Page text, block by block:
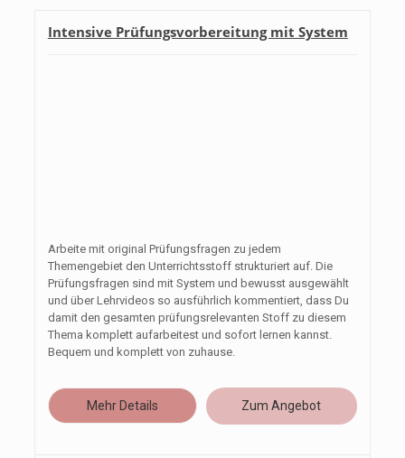
Intensive Prüfungsvorbereitung mit System
Arbeite mit original Prüfungsfragen zu jedem
Themengebiet den Unterrichtsstoff strukturiert auf. Die
Prüfungsfragen sind mit System und bewusst ausgewählt
und über Lehrvideos so ausführlich kommentiert, dass Du
damit den gesamten prüfungsrelevanten Stoff zu diesem
Thema komplett aufarbeitest und sofort lernen kannst.
Bequem und komplett von zuhause.
Mehr Details Zum Angebot